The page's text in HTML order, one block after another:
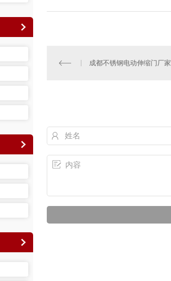
成都不锈钢电动伸缩门厂家